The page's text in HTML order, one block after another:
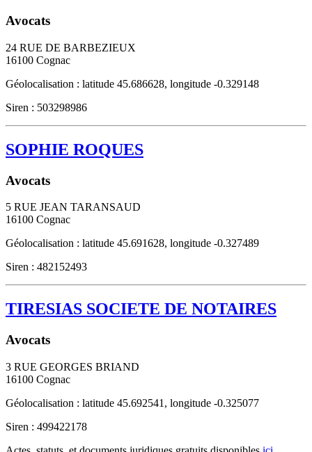
Avocats
24 RUE DE BARBEZIEUX
16100 Cognac
Géolocalisation : latitude 45.686628, longitude -0.329148
Siren : 503298986
SOPHIE ROQUES
Avocats
5 RUE JEAN TARANSAUD
16100 Cognac
Géolocalisation : latitude 45.691628, longitude -0.327489
Siren : 482152493
TIRESIAS SOCIETE DE NOTAIRES
Avocats
3 RUE GEORGES BRIAND
16100 Cognac
Géolocalisation : latitude 45.692541, longitude -0.325077
Siren : 499422178